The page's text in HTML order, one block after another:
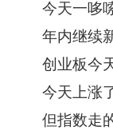
今天一哆嗦
年内继续新
创业板今天
今天上涨了
但指数走的